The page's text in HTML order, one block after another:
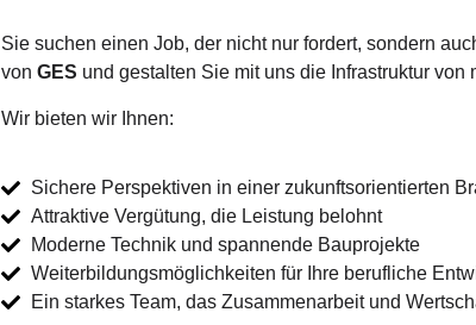
Sie suchen einen Job, der nicht nur fordert, sondern
von GES und gestalten Sie mit uns die Infrastruktur von
Wir bieten wir Ihnen:
Sichere Perspektiven in einer zukunftsorientierten
Attraktive Vergütung, die Leistung belohnt
Moderne Technik und spannende Bauprojekte
Weiterbildungsmöglichkeiten für Ihre berufliche
Ein starkes Team, das Zusammenarbeit und